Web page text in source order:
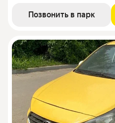
Позвонить в парк